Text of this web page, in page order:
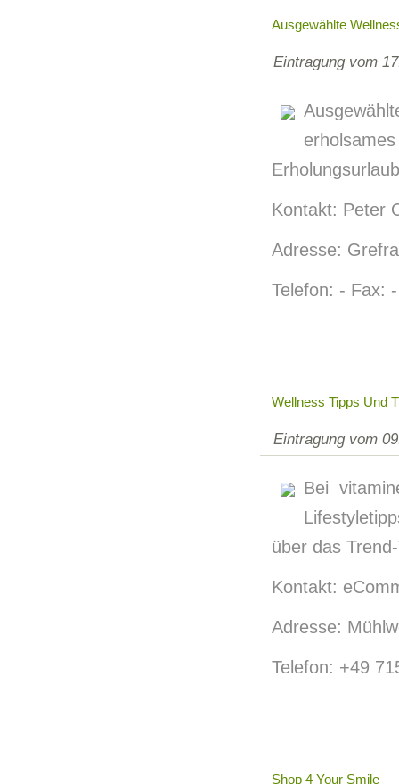
Ausgewählte
Eintragung vom
Kontakt: Peter
Adresse:
Telefon: - Fax: -
Wellness Tipps Und
Eintragung vom
Bei
über das
Kontakt:
Adresse:
Telefon: +49
Shop 4 Your Smile